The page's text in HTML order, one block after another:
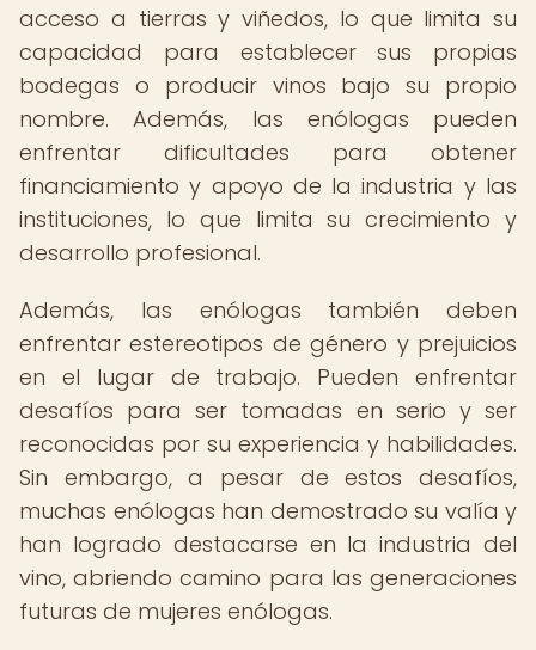
acceso a tierras y viñedos, lo que limita su
capacidad para establecer sus propias
bodegas o producir vinos bajo su propio
nombre. Además, las enólogas pueden
enfrentar dificultades para obtener
financiamiento y apoyo de la industria y las
instituciones, lo que limita su crecimiento y
desarrollo profesional.
Además, las enólogas también deben
enfrentar estereotipos de género y prejuicios
en el lugar de trabajo. Pueden enfrentar
desafíos para ser tomadas en serio y ser
reconocidas por su experiencia y habilidades.
Sin embargo, a pesar de estos desafíos,
muchas enólogas han demostrado su valía y
han logrado destacarse en la industria del
vino, abriendo camino para las generaciones
futuras de mujeres enólogas.